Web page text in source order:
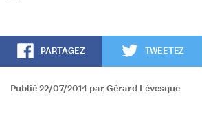
PARTAGEZ TWEETEZ
Publié 22/07/2014 par Gérard Lévesque